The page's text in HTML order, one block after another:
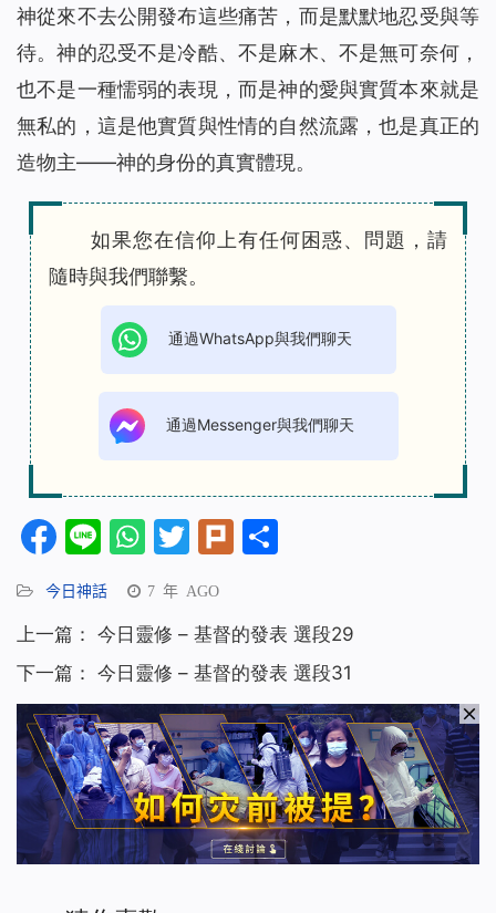
神從來不去公開發布這些痛苦，而是默默地忍受與等
待。神的忍受不是冷酷、不是麻木、不是無可奈何，
也不是一種懦弱的表現，而是神的愛與實質本來就是
無私的，這是他實質與性情的自然流露，也是真正的
造物主——神的身份的真實體現。
如果您在信仰上有任何困惑、問題，請
隨時與我們聯繫。
通過WhatsApp與我們聊天
通過Messenger與我們聊天
Facebook
LineWhatsApp
Twitter
Plurk
今日神話 7 年 AGO
上一篇： 今日靈修 – 基督的發表 選段29
下一篇： 今日靈修 – 基督的發表 選段31